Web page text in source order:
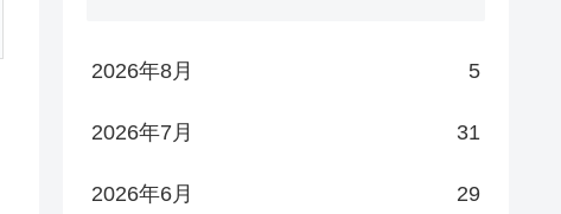
2026年8月 5
2026年7月 31
2026年6月 29